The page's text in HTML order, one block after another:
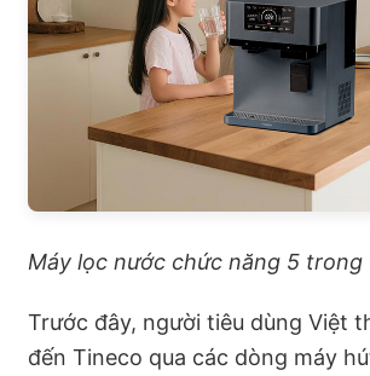
Máy lọc nước chức năng 5 trong
Trước đây, người tiêu dùng Việt
đến Tineco qua các dòng máy